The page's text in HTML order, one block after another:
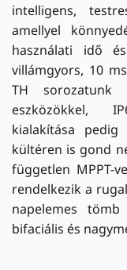
intelligens,
amellyel
használati idő
villámgyors, 10
TH sorozatunk
eszközökkel,
kialakítása
kültéren is gond
független MPPT-
rendelkezik a
napelemes
bifaciális és